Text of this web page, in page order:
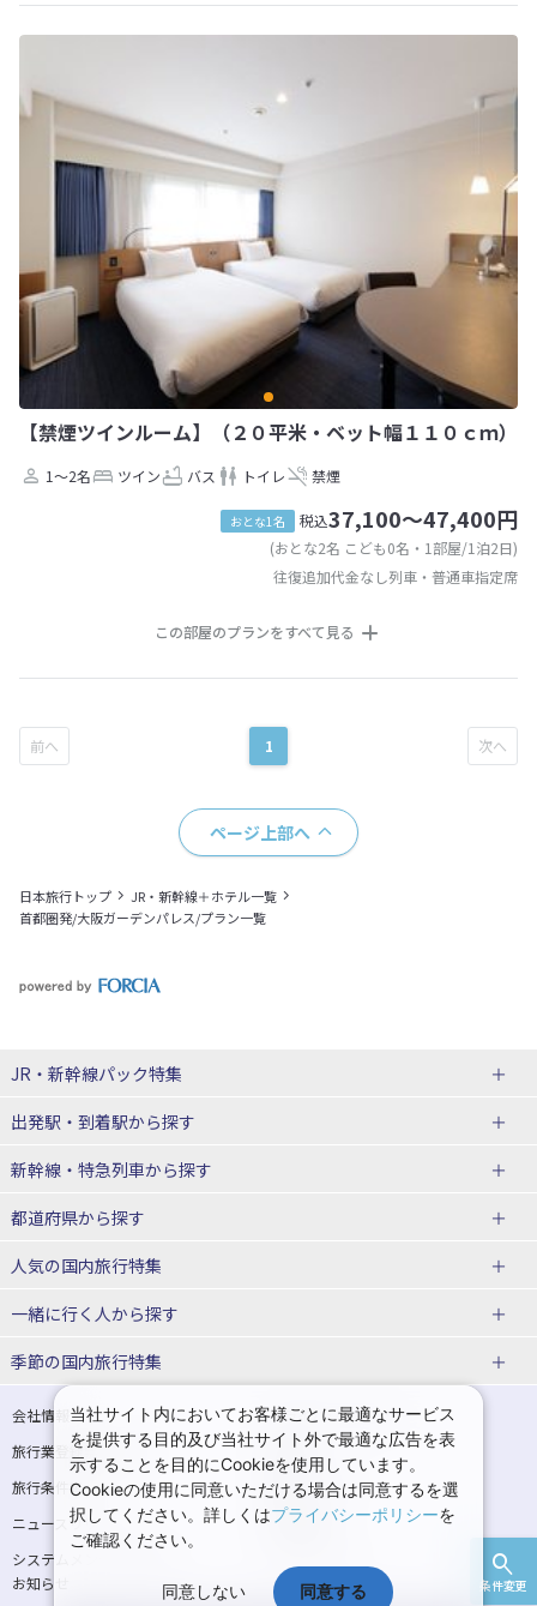
条件変更
【禁煙ツインルーム】（２０平米・ベット幅１１０ｃｍ）
1～2名 ツイン バス トイレ 禁煙
おとな1名 税込37,100～47,400円
(おとな2名 こども0名・1部屋/1泊2日)
往復追加代金なし列車・普通車指定席
この部屋のプランをすべて見る
1
ページ上部へ
日本旅行トップ
JR・新幹線＋ホテル一覧
首都圏発/大阪ガーデンパレス/プラン一覧
JR・新幹線パック特集
JR・新幹線＋ホテルパック
出張パック
出発駅・到着駅から探す
秋田⇔東京 新幹線パック
仙台→東京 新幹線パック
富山⇔東京 新幹線パック
東京→仙台 新幹線パック
東京→金沢 新幹線パック
東京⇔軽井沢 新幹線パック 東京→長野 新幹線パック
東京→名古屋 新幹線パック 東京→京都 新幹線パック
東京→大阪（新大阪） 新幹線パッ
ク
東京→神戸（新神戸） 新幹線パッ
ク
東京→岡山 新幹線パック 東京→広島 新幹線パック
新幹線・特急列車から探す
北海道新幹線 旅行
山形新幹線 旅行
東海道新幹線 旅行
上越新幹線 旅行
九州新幹線 旅行 西九州新幹線 旅行
特急サンダーバード 旅行
都道府県から探す
北海道旅行・ツアー
東北
青森旅行・ツアー 岩手旅行・ツアー
宮城旅行・ツアー 秋田旅行・ツアー
山形旅行・ツアー 福島旅行・ツアー
関東
神奈川旅行・ツアー
人気の国内旅行特集
東京ディズニーリゾート®への旅
ユニバーサル・スタジオ・ジャパ
温泉旅行 日帰り旅行
一緒に行く人から探す
一人旅 国内版
カップル・夫婦旅行 国内版 女子旅 国内版
卒業旅行・学生旅行 国内版
季節の国内旅行特集
桜・お花見特集
ゴールデンウィーク（GW）の国内
旅行
夏休み・お盆の国内旅行 7月の国内旅行
8月の国内旅行 9月の国内旅行
10月の国内旅行 11月の国内旅行
会社情報
プライバシーポリシー
旅行業登録票・約款
規約集
旅行条件書
商標について
ニュースリリース
採用情報
システムメンテナンスの
お知らせ
当社サイト内においてお客様ごとに最適なサービス
を提供する目的及び当社サイト外で最適な広告を表
示することを目的にCookieを使用しています。
Cookieの使用に同意いただける場合は同意するを選
択してください。詳しくはプライバシーポリシーを
ご確認ください。
同意しない 同意する